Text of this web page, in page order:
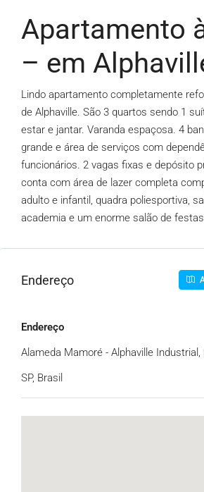
Apartamento
– em
Lindo apartamento completamente
de Alphaville. São 3 quartos sendo 1
estar e jantar. Varanda espaçosa. 4
grande e área de serviços com
funcionários. 2 vagas fixas e depósito
conta com área de lazer completa
adulto e infantil, quadra poliesportiva,
academia e um enorme salão de
Endereço
Endereço
Alameda Mamoré - Alphaville Industrial,
SP, Brasil